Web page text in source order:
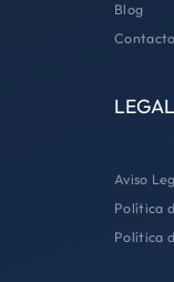
Blog
Contacto
LEGAL
Aviso
Política
Política